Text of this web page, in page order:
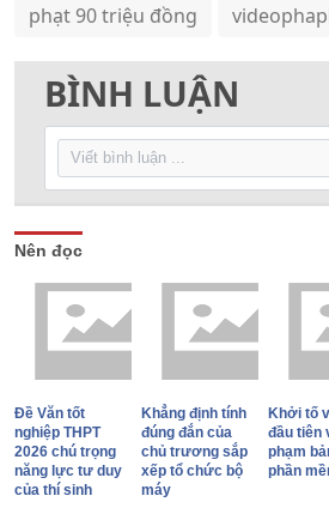
phạt 90 triệu đồng
BÌNH LUẬN
Nên đọc
Đề Văn tốt
nghiệp THPT
2026 chú trọng
năng lực tư duy
của thí sinh
Khẳng định tính
đúng đắn của
chủ trương sắp
xếp tổ chức bộ
máy
Khởi tố
đầu tiên
phạm
phần